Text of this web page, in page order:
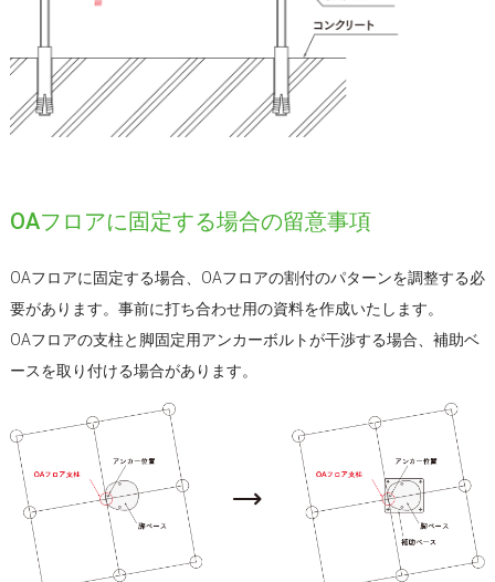
OAフロアに固定する場合の留意事項
OAフロアに固定する場合、OAフロアの割付のパターンを調整する必
要があります。事前に打ち合わせ用の資料を作成いたします。
OAフロアの支柱と脚固定用アンカーボルトが干渉する場合、補助ベ
ースを取り付ける場合があります。